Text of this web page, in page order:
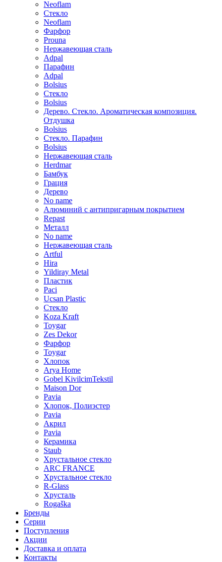
Neoflam
Стекло
Neoflam
Фарфор
Prouna
Нержавеющая сталь
Adpal
Парафин
Adpal
Bolsius
Стекло
Bolsius
Дерево. Стекло. Ароматическая композиция.
Отдушка
Bolsius
Стекло. Парафин
Bolsius
Нержавеющая сталь
Herdmar
Бамбук
Грация
Дерево
No name
Алюминий с антипригарным покрытием
Repast
Металл
No name
Нержавеющая сталь
Artful
Hira
Yildiray Metal
Пластик
Paci
Ucsan Plastic
Стекло
Koza Kraft
Toygar
Zes Dekor
Фарфор
Toygar
Хлопок
Arya Home
Gobel KivilcimTekstil
Maison Dor
Pavia
Хлопок, Полиэстер
Pavia
Акрил
Pavia
Керамика
Staub
Хрустальное стекло
ARC FRANCE
Хрустальное стекло
R-Glass
Хрусталь
Rogaška
Бренды
Серии
Поступления
Акции
Доставка и оплата
Контакты